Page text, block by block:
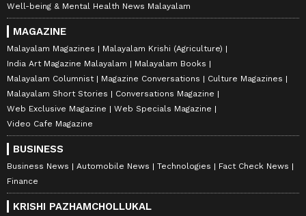
Well-being & Mental Health News Malayalam
MAGAZINE
Malayalam Magazines
Malayalam Krishi (Agriculture)
India Art Magazine Malayalam
Malayalam Books
Malayalam Columnist
Magazine Conversations
Culture Magazines
Malayalam Short Stories
Conversations Magazine
Web Exclusive Magazine
Web Specials Magazine
Video Cafe Magazine
BUSINESS
Business News Automobile News Technologies
Fact Check News
Finance
KRISHI PAZHAMCHOLLUKAL